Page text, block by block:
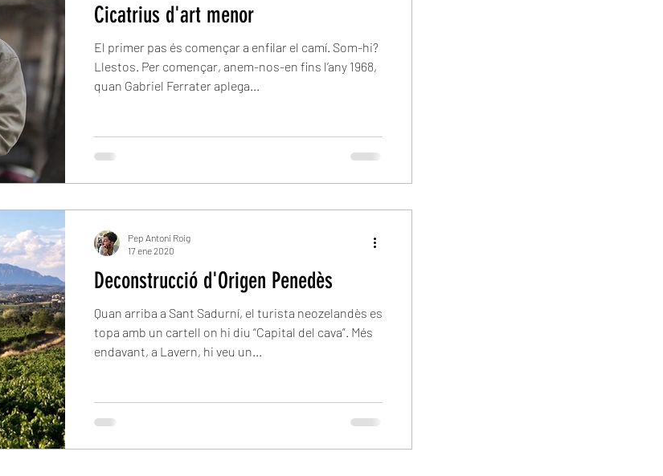
Cicatrius d'art menor
El primer pas és començar a enfilar el camí. Som-hi?
Llestos. Per començar, anem-nos-en fins l’any 1968,
quan Gabriel Ferrater aplega...
Deconstrucció d'Origen Penedès
Quan arriba a Sant Sadurní, el turista neozelandès es
topa amb un cartell on hi diu “Capital del cava”. Més
endavant, a Lavern, hi veu un...
Pep Antoni Roig
17 ene 2020